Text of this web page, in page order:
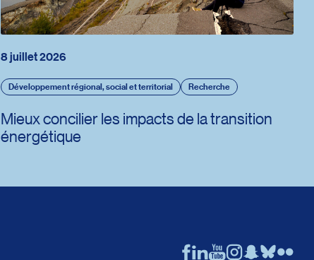
8 juillet 2026
Développement régional, social et territorial Recherche
Mieux concilier les impacts de la transition
énergétique